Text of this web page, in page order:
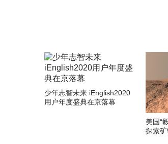
少年志智未来 iEnglish2020
用户年度盛典在京落幕
美国“
探索